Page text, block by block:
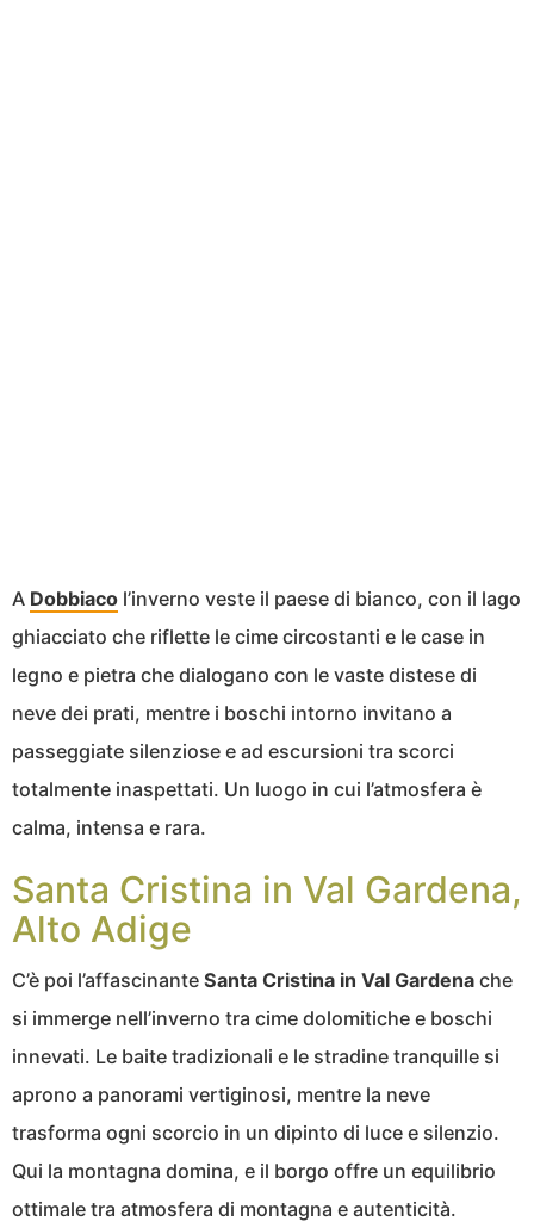
A Dobbiaco l’inverno veste il paese di bianco, con il lago
ghiacciato che riflette le cime circostanti e le case in
legno e pietra che dialogano con le vaste distese di
neve dei prati, mentre i boschi intorno invitano a
passeggiate silenziose e ad escursioni tra scorci
totalmente inaspettati. Un luogo in cui l’atmosfera è
calma, intensa e rara.
Santa Cristina in Val Gardena,
Alto Adige
C’è poi l’affascinante Santa Cristina in Val Gardena che
si immerge nell’inverno tra cime dolomitiche e boschi
innevati. Le baite tradizionali e le stradine tranquille si
aprono a panorami vertiginosi, mentre la neve
trasforma ogni scorcio in un dipinto di luce e silenzio.
Qui la montagna domina, e il borgo offre un equilibrio
ottimale tra atmosfera di montagna e autenticità.